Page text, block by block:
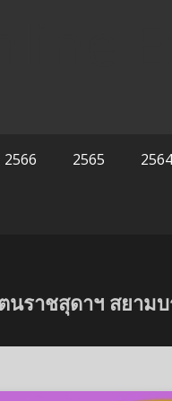
2566 2565 2564
ราชสุดาฯ สยา